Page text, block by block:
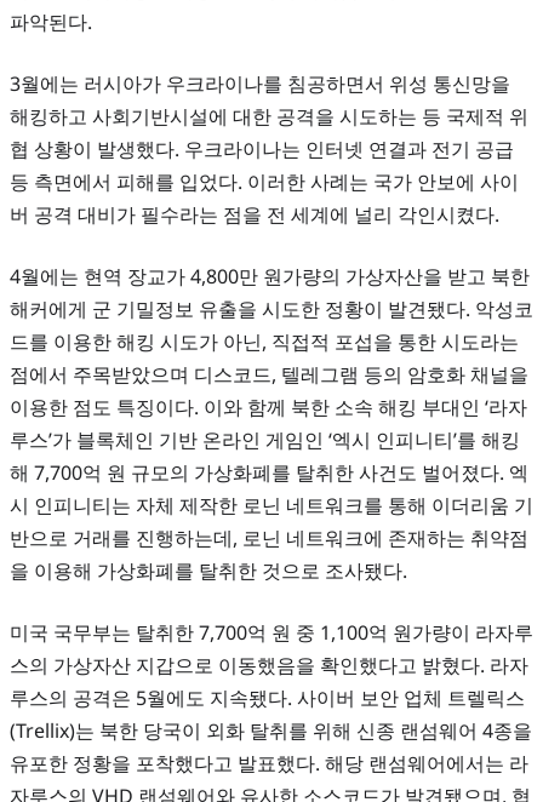
파악된다.
3월에는 러시아가 우크라이나를 침공하면서 위성 통신망을
해킹하고 사회기반시설에 대한 공격을 시도하는 등 국제적 위
협 상황이 발생했다. 우크라이나는 인터넷 연결과 전기 공급
등 측면에서 피해를 입었다. 이러한 사례는 국가 안보에 사이
버 공격 대비가 필수라는 점을 전 세계에 널리 각인시켰다.
4월에는 현역 장교가 4,800만 원가량의 가상자산을 받고 북한
해커에게 군 기밀정보 유출을 시도한 정황이 발견됐다. 악성코
드를 이용한 해킹 시도가 아닌, 직접적 포섭을 통한 시도라는
점에서 주목받았으며 디스코드, 텔레그램 등의 암호화 채널을
이용한 점도 특징이다. 이와 함께 북한 소속 해킹 부대인 ‘라자
루스’가 블록체인 기반 온라인 게임인 ‘엑시 인피니티’를 해킹
해 7,700억 원 규모의 가상화폐를 탈취한 사건도 벌어졌다. 엑
시 인피니티는 자체 제작한 로닌 네트워크를 통해 이더리움 기
반으로 거래를 진행하는데, 로닌 네트워크에 존재하는 취약점
을 이용해 가상화폐를 탈취한 것으로 조사됐다.
미국 국무부는 탈취한 7,700억 원 중 1,100억 원가량이 라자루
스의 가상자산 지갑으로 이동했음을 확인했다고 밝혔다. 라자
루스의 공격은 5월에도 지속됐다. 사이버 보안 업체 트렐릭스
(Trellix)는 북한 당국이 외화 탈취를 위해 신종 랜섬웨어 4종을
유포한 정황을 포착했다고 발표했다. 해당 랜섬웨어에서는 라
자루스의 VHD 랜섬웨어와 유사한 소스코드가 발견됐으며, 협